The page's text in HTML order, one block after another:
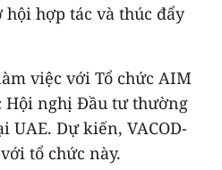
hợp tác và thúc đẩy
việc với Tổ chức AIM
Hội nghị Đầu tư thường
UAE. Dự kiến, VACOD-
tổ chức này.